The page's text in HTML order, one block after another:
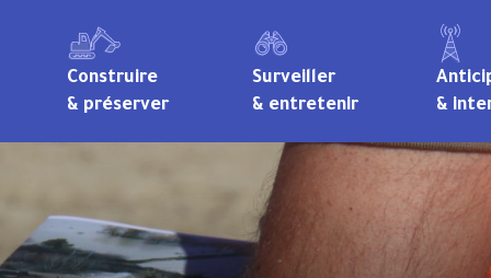
Construire
& préserver
Surveiller
& entretenir
&